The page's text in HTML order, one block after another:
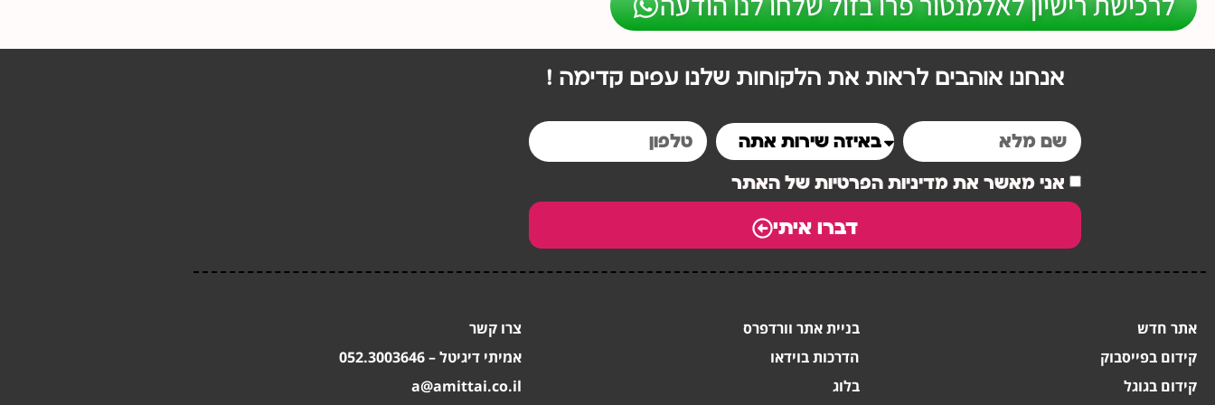
אנחנו אוהבים לראות את הלקוחות שלנו עפים קדימה !
אני מאשר את מדיניות הפרטיות של האתר
דברו איתי
אתר חדש
קידום בפייסבוק
קידום בגוגל
בניית אתר וורדפרס
הדרכות בוידאו
בלוג
צרו קשר
אמיתי דיגיטל – 052.3003646
a@amittai.co.il